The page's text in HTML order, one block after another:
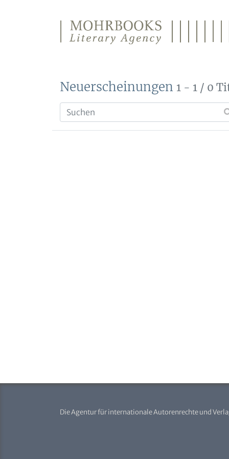
Neuerscheinungen 1 - 1 / 0
Die Agentur für internationale Autorenrechte und